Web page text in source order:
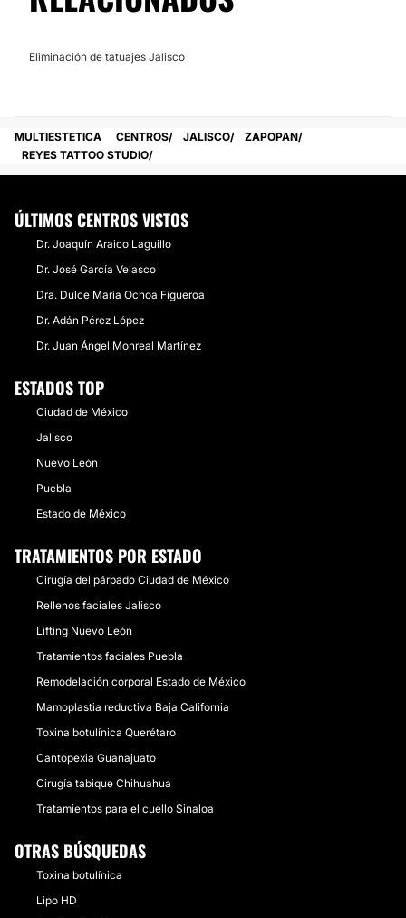
Eliminación de tatuajes Jalisco
MULTIESTETICA CENTROS JALISCO
ZAPOPAN
REYES TATTOO STUDIO
ÚLTIMOS CENTROS VISTOS
Dr. Joaquín Araico Laguillo
Dr. José García Velasco
Dra. Dulce María Ochoa Figueroa
Dr. Adán Pérez López
Dr. Juan Ángel Monreal Martínez
ESTADOS TOP
Ciudad de México
Jalisco
Nuevo León
Puebla
Estado de México
TRATAMIENTOS POR ESTADO
Cirugía del párpado Ciudad de México
Rellenos faciales Jalisco
Lifting Nuevo León
Tratamientos faciales Puebla
Remodelación corporal Estado de México
Mamoplastia reductiva Baja California
Toxina botulínica Querétaro
Cantopexia Guanajuato
Cirugía tabique Chihuahua
Tratamientos para el cuello Sinaloa
OTRAS BÚSQUEDAS
Toxina botulínica
Lipo HD